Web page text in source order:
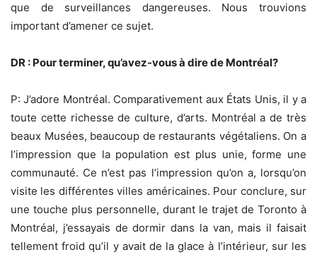
que de surveillances dangereuses. Nous trouvions
important d’amener ce sujet.
DR : Pour terminer, qu’avez-vous à dire de Montréal?
P: J’adore Montréal. Comparativement aux États Unis, il y a
toute cette richesse de culture, d’arts. Montréal a de très
beaux Musées, beaucoup de restaurants végétaliens. On a
l’impression que la population est plus unie, forme une
communauté. Ce n’est pas l’impression qu’on a, lorsqu’on
visite les différentes villes américaines. Pour conclure, sur
une touche plus personnelle, durant le trajet de Toronto à
Montréal, j’essayais de dormir dans la van, mais il faisait
tellement froid qu’il y avait de la glace à l’intérieur, sur les